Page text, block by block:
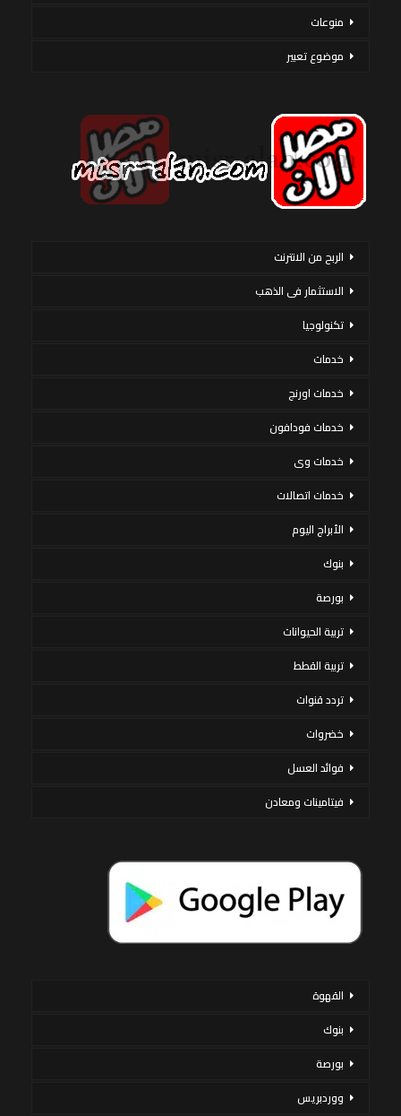
منوعات
موضوع تعبير
الربح من الانترنت
الاستثمار فى الذهب
تكنولوجيا
خدمات
خدمات اورنج
خدمات فودافون
خدمات وى
خدمات اتصالات
الأبراج اليوم
بنوك
بورصة
تربية الحيوانات
تربية القطط
تردد قنوات
خضروات
فوائد العسل
فيتامينات ومعادن
القهوة
بنوك
بورصة
ووردبريس